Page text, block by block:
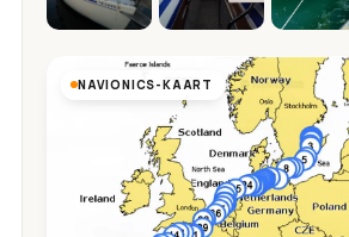
NAVIONICS-KAART